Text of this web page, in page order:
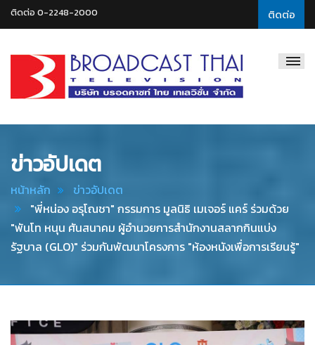
ติดต่อ
ติดต่อ 0-2248-2000
Thai
ข่าวอัปเดต
หน้าหลัก
ข่าวอัปเดต
"พี่หน่อง อรุโณชา" กรรมการ มูลนิธิ เมเจอร์ แคร์ ร่วมด้วย
"พันโท หนุน ศันสนาคม ผู้อำนวยการสำนักงานสลากกินแบ่ง
รัฐบาล (GLO)" ร่วมกันพัฒนาโครงการ "ห้องหนังเพื่อการเรียนรู้"